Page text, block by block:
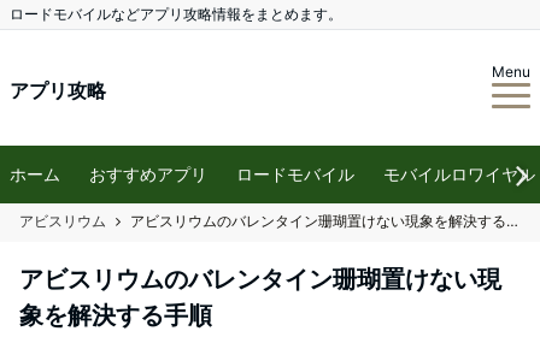
ロードモバイルなどアプリ攻略情報をまとめます。
アプリ攻略
Menu
ホーム おすすめアプリ ロードモバイル モバイルロワイヤル
アビスリウム アビスリウムのバレンタイン珊瑚置けない現象を解決する手順
アビスリウムのバレンタイン珊瑚置けない現
象を解決する手順